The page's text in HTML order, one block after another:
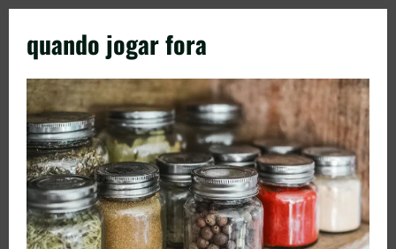
quando jogar fora